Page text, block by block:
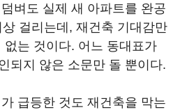
벼도 실제 새 아파트를 완공
걸리는데, 재건축 기대감만
없는 것이다. 어느 동대표가
되지 않은 소문만 돌 뿐이다.
급등한 것도 재건축을 막는